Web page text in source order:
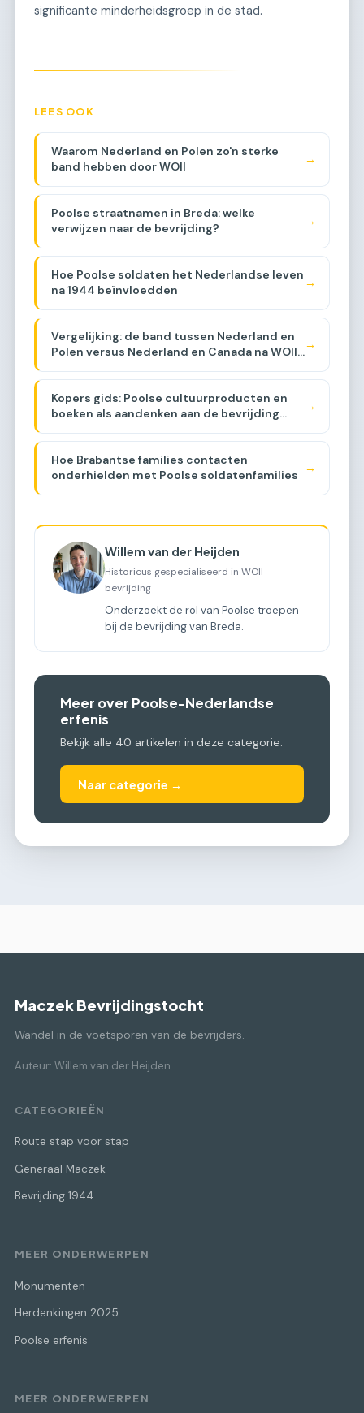
significante minderheidsgroep in de stad.
LEES OOK
Waarom Nederland en Polen zo'n sterke
band hebben door WOII
→
Poolse straatnamen in Breda: welke
verwijzen naar de bevrijding?
→
Hoe Poolse soldaten het Nederlandse leven
na 1944 beïnvloedden
→
Vergelijking: de band tussen Nederland en
Polen versus Nederland en Canada na WOII
→
Kopers gids: Poolse cultuurproducten en
boeken als aandenken aan de bevrijding
→
Hoe Brabantse families contacten
onderhielden met Poolse soldatenfamilies
→
Willem van der Heijden
Historicus gespecialiseerd in WOII
bevrijding
Onderzoekt de rol van Poolse troepen
bij de bevrijding van Breda.
Meer over Poolse-Nederlandse
erfenis
Bekijk alle 40 artikelen in deze categorie.
Naar categorie →
Maczek Bevrijdingstocht
Wandel in de voetsporen van de bevrijders.
Auteur: Willem van der Heijden
CATEGORIEËN
Route stap voor stap
Generaal Maczek
Bevrijding 1944
MEER ONDERWERPEN
Monumenten
Herdenkingen 2025
Poolse erfenis
MEER ONDERWERPEN